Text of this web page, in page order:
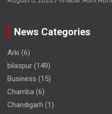
News Categories
Arki (6)
bilaspur (149)
Business (15)
Chamba (6)
Chandigarh (1)